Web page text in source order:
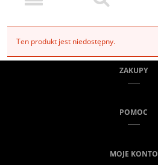
Ten produkt jest niedostępny.
ZAKUPY
POMOC
MOJE KONTO